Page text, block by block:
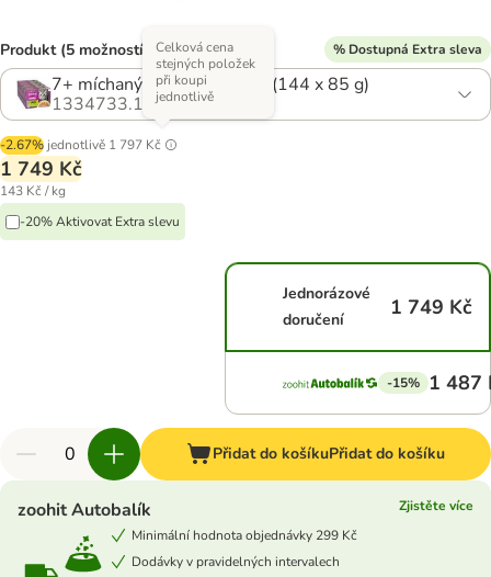
Produkt (5 možností) % Dostupná Extra sleva
7+ míchaný výběr v omáčce (144 x 85 g)
1334733.11
-2.67% jednotlivě 1 797 Kč
Celková cena
stejných položek
při koupi
jednotlivě
1 749 Kč
143 Kč / kg
-20% Aktivovat Extra slevu
Jednorázové
doručení
1 749 Kč
-15% 1 487
Přidat do košíkuPřidat do košíku
zoohit Autobalík
Zjistěte více
Minimální hodnota objednávky 299 Kč
Dodávky v pravidelných intervalech